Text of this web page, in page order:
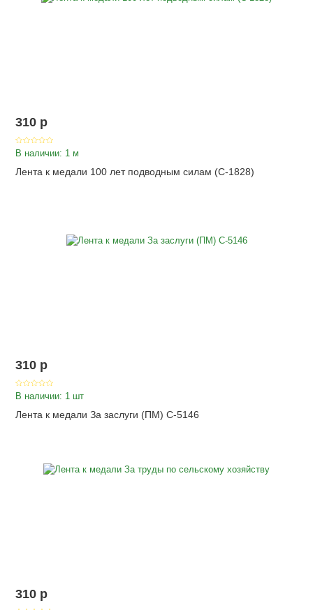
310 p
В наличии: 1 м
Лента к медали 100 лет подводным силам (С-1828)
310 p
В наличии: 1 шт
Лента к медали За заслуги (ПМ) С-5146
310 p